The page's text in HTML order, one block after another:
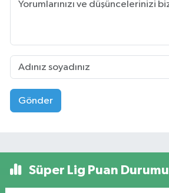
Gönder
Süper Lig Puan Durumu